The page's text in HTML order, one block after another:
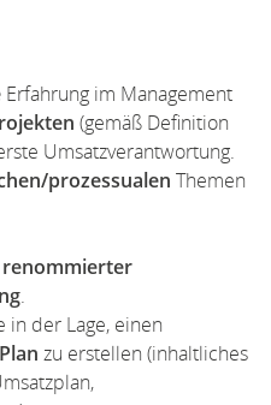
Erfahrung im Management
(gemäß Definition
Umsatzverantwortung.
prozessualen Themen
.
in der Lage, einen
zu erstellen (inhaltliches